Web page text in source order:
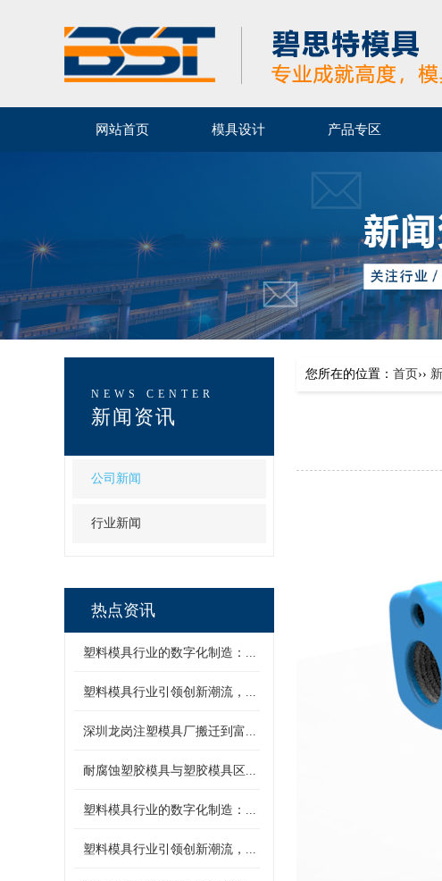
网站首页 模具设计 产品专区
NEWS CENTER
新闻资讯
公司新闻
行业新闻
热点资讯
塑料模具行业的数字化制造：...
塑料模具行业引领创新潮流，...
深圳龙岗注塑模具厂搬迁到富...
耐腐蚀塑胶模具与塑胶模具区...
塑料模具行业的数字化制造：...
塑料模具行业引领创新潮流，...
您所在的位置： 首页››